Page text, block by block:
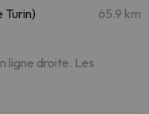
65.9 km
ligne droite. Les